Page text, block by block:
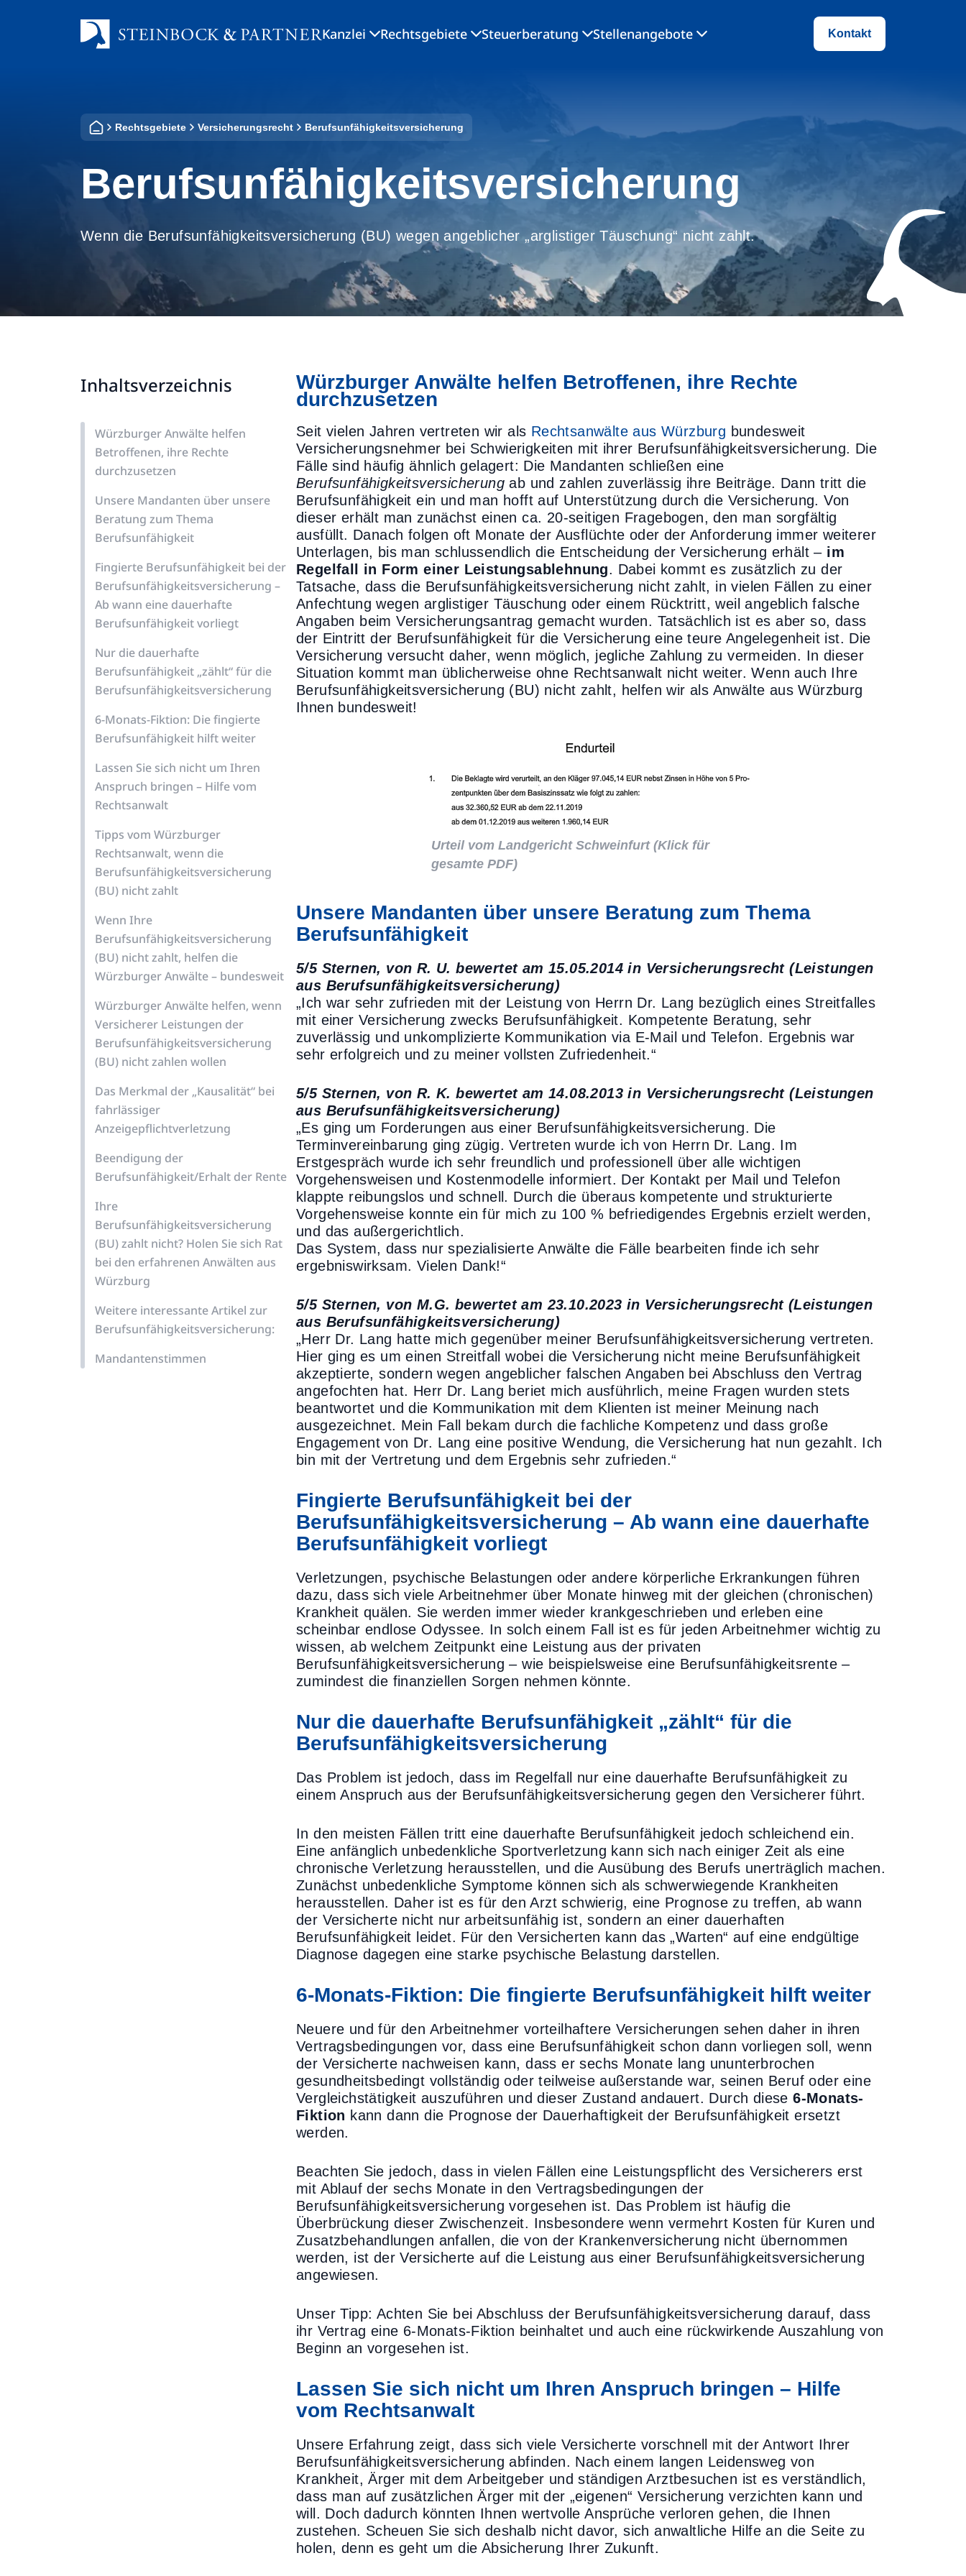
Kanzlei Rechtsgebiete Steuerberatung Stellenangebote Kontakt
Rechtsgebiete Versicherungsrecht Berufsunfähigkeitsversicherung
Berufsunfähigkeitsversicherung
Wenn die Berufsunfähigkeitsversicherung (BU) wegen angeblicher „arglistiger Täuschung“ nicht zahlt.
Inhaltsverzeichnis
Würzburger Anwälte helfen
Betroffenen, ihre Rechte
durchzusetzen
Unsere Mandanten über unsere
Beratung zum Thema
Berufsunfähigkeit
Fingierte Berufsunfähigkeit bei der
Berufsunfähigkeitsversicherung –
Ab wann eine dauerhafte
Berufsunfähigkeit vorliegt
Nur die dauerhafte
Berufsunfähigkeit „zählt“ für die
Berufsunfähigkeitsversicherung
6-Monats-Fiktion: Die fingierte
Berufsunfähigkeit hilft weiter
Lassen Sie sich nicht um Ihren
Anspruch bringen – Hilfe vom
Rechtsanwalt
Tipps vom Würzburger
Rechtsanwalt, wenn die
Berufsunfähigkeitsversicherung
(BU) nicht zahlt
Wenn Ihre
Berufsunfähigkeitsversicherung
(BU) nicht zahlt, helfen die
Würzburger Anwälte – bundesweit
Würzburger Anwälte helfen, wenn
Versicherer Leistungen der
Berufsunfähigkeitsversicherung
(BU) nicht zahlen wollen
Das Merkmal der „Kausalität“ bei
fahrlässiger
Anzeigepflichtverletzung
Beendigung der
Berufsunfähigkeit/Erhalt der Rente
Ihre
Berufsunfähigkeitsversicherung
(BU) zahlt nicht? Holen Sie sich Rat
bei den erfahrenen Anwälten aus
Würzburg
Weitere interessante Artikel zur
Berufsunfähigkeitsversicherung:
Mandantenstimmen
Würzburger Anwälte helfen Betroffenen, ihre Rechte
durchzusetzen
Seit vielen Jahren vertreten wir als Rechtsanwälte aus Würzburg bundesweit
Versicherungsnehmer bei Schwierigkeiten mit ihrer Berufsunfähigkeitsversicherung. Die
Fälle sind häufig ähnlich gelagert: Die Mandanten schließen eine
Berufsunfähigkeitsversicherung ab und zahlen zuverlässig ihre Beiträge. Dann tritt die
Berufsunfähigkeit ein und man hofft auf Unterstützung durch die Versicherung. Von
dieser erhält man zunächst einen ca. 20-seitigen Fragebogen, den man sorgfältig
ausfüllt. Danach folgen oft Monate der Ausflüchte oder der Anforderung immer weiterer
Unterlagen, bis man schlussendlich die Entscheidung der Versicherung erhält –im
Regelfall in Form einer Leistungsablehnung. Dabei kommt es zusätzlich zu der
Tatsache, dass die Berufsunfähigkeitsversicherung nicht zahlt, in vielen Fällen zu einer
Anfechtung wegen arglistiger Täuschung oder einem Rücktritt, weil angeblich falsche
Angaben beim Versicherungsantrag gemacht wurden. Tatsächlich ist es aber so, dass
der Eintritt der Berufsunfähigkeit für die Versicherung eine teure Angelegenheit ist. Die
Versicherung versucht daher, wenn möglich, jegliche Zahlung zu vermeiden. In dieser
Situation kommt man üblicherweise ohne Rechtsanwalt nicht weiter. Wenn auch Ihre
Berufsunfähigkeitsversicherung (BU) nicht zahlt, helfen wir als Anwälte aus Würzburg
Ihnen bundesweit!
Urteil vom Landgericht Schweinfurt (Klick für
gesamte PDF)
Unsere Mandanten über unsere Beratung zum Thema
Berufsunfähigkeit
5/5 Sternen, von R. U. bewertet am 15.05.2014 in Versicherungsrecht (Leistungen
aus Berufsunfähigkeitsversicherung)
„Ich war sehr zufrieden mit der Leistung von Herrn Dr. Lang bezüglich eines Streitfalles
mit einer Versicherung zwecks Berufsunfähigkeit. Kompetente Beratung, sehr
zuverlässig und unkomplizierte Kommunikation via E-Mail und Telefon. Ergebnis war
sehr erfolgreich und zu meiner vollsten Zufriedenheit.“
5/5 Sternen, von R. K. bewertet am 14.08.2013 in Versicherungsrecht (Leistungen
aus Berufsunfähigkeitsversicherung)
„Es ging um Forderungen aus einer Berufsunfähigkeitsversicherung. Die
Terminvereinbarung ging zügig. Vertreten wurde ich von Herrn Dr. Lang. Im
Erstgespräch wurde ich sehr freundlich und professionell über alle wichtigen
Vorgehensweisen und Kostenmodelle informiert. Der Kontakt per Mail und Telefon
klappte reibungslos und schnell. Durch die überaus kompetente und strukturierte
Vorgehensweise konnte ein für mich zu 100 % befriedigendes Ergebnis erzielt werden,
und das außergerichtlich.
Das System, dass nur spezialisierte Anwälte die Fälle bearbeiten finde ich sehr
ergebniswirksam. Vielen Dank!“
5/5 Sternen, von M.G. bewertet am 23.10.2023 in Versicherungsrecht (Leistungen
aus Berufsunfähigkeitsversicherung)
„Herr Dr. Lang hatte mich gegenüber meiner Berufsunfähigkeitsversicherung vertreten.
Hier ging es um einen Streitfall wobei die Versicherung nicht meine Berufsunfähigkeit
akzeptierte, sondern wegen angeblicher falschen Angaben bei Abschluss den Vertrag
angefochten hat. Herr Dr. Lang beriet mich ausführlich, meine Fragen wurden stets
beantwortet und die Kommunikation mit dem Klienten ist meiner Meinung nach
ausgezeichnet. Mein Fall bekam durch die fachliche Kompetenz und dass große
Engagement von Dr. Lang eine positive Wendung, die Versicherung hat nun gezahlt. Ich
bin mit der Vertretung und dem Ergebnis sehr zufrieden.“
Fingierte Berufsunfähigkeit bei der
Berufsunfähigkeitsversicherung – Ab wann eine dauerhafte
Berufsunfähigkeit vorliegt
Verletzungen, psychische Belastungen oder andere körperliche Erkrankungen führen
dazu, dass sich viele Arbeitnehmer über Monate hinweg mit der gleichen (chronischen)
Krankheit quälen. Sie werden immer wieder krankgeschrieben und erleben eine
scheinbar endlose Odyssee. In solch einem Fall ist es für jeden Arbeitnehmer wichtig zu
wissen, ab welchem Zeitpunkt eine Leistung aus der privaten
Berufsunfähigkeitsversicherung – wie beispielsweise eine Berufsunfähigkeitsrente –
zumindest die finanziellen Sorgen nehmen könnte.
Nur die dauerhafte Berufsunfähigkeit „zählt“ für die
Berufsunfähigkeitsversicherung
Das Problem ist jedoch, dass im Regelfall nur eine dauerhafte Berufsunfähigkeit zu
einem Anspruch aus der Berufsunfähigkeitsversicherung gegen den Versicherer führt.
In den meisten Fällen tritt eine dauerhafte Berufsunfähigkeit jedoch schleichend ein.
Eine anfänglich unbedenkliche Sportverletzung kann sich nach einiger Zeit als eine
chronische Verletzung herausstellen, und die Ausübung des Berufs unerträglich machen.
Zunächst unbedenkliche Symptome können sich als schwerwiegende Krankheiten
herausstellen. Daher ist es für den Arzt schwierig, eine Prognose zu treffen, ab wann
der Versicherte nicht nur arbeitsunfähig ist, sondern an einer dauerhaften
Berufsunfähigkeit leidet. Für den Versicherten kann das „Warten“ auf eine endgültige
Diagnose dagegen eine starke psychische Belastung darstellen.
6-Monats-Fiktion: Die fingierte Berufsunfähigkeit hilft weiter
Neuere und für den Arbeitnehmer vorteilhaftere Versicherungen sehen daher in ihren
Vertragsbedingungen vor, dass eine Berufsunfähigkeit schon dann vorliegen soll, wenn
der Versicherte nachweisen kann, dass er sechs Monate lang ununterbrochen
gesundheitsbedingt vollständig oder teilweise außerstande war, seinen Beruf oder eine
Vergleichstätigkeit auszuführen und dieser Zustand andauert. Durch diese6-Monats-
Fiktion kann dann die Prognose der Dauerhaftigkeit der Berufsunfähigkeit ersetzt
werden.
Beachten Sie jedoch, dass in vielen Fällen eine Leistungspflicht des Versicherers erst
mit Ablauf der sechs Monate in den Vertragsbedingungen der
Berufsunfähigkeitsversicherung vorgesehen ist. Das Problem ist häufig die
Überbrückung dieser Zwischenzeit. Insbesondere wenn vermehrt Kosten für Kuren und
Zusatzbehandlungen anfallen, die von der Krankenversicherung nicht übernommen
werden, ist der Versicherte auf die Leistung aus einer Berufsunfähigkeitsversicherung
angewiesen.
Unser Tipp: Achten Sie bei Abschluss der Berufsunfähigkeitsversicherung darauf, dass
ihr Vertrag eine 6-Monats-Fiktion beinhaltet und auch eine rückwirkende Auszahlung von
Beginn an vorgesehen ist.
Lassen Sie sich nicht um Ihren Anspruch bringen – Hilfe
vom Rechtsanwalt
Unsere Erfahrung zeigt, dass sich viele Versicherte vorschnell mit der Antwort Ihrer
Berufsunfähigkeitsversicherung abfinden. Nach einem langen Leidensweg von
Krankheit, Ärger mit dem Arbeitgeber und ständigen Arztbesuchen ist es verständlich,
dass man auf zusätzlichen Ärger mit der „eigenen“ Versicherung verzichten kann und
will. Doch dadurch könnten Ihnen wertvolle Ansprüche verloren gehen, die Ihnen
zustehen. Scheuen Sie sich deshalb nicht davor, sich anwaltliche Hilfe an die Seite zu
holen, denn es geht um die Absicherung Ihrer Zukunft.